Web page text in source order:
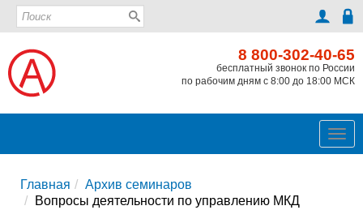
8 800-302-40-65
бесплатный звонок по России
по рабочим дням с 8:00 до 18:00 МСК
Главная
Архив семинаров
Вопросы деятельности по управлению МКД